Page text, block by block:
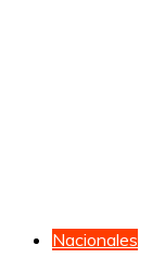
Nacionales